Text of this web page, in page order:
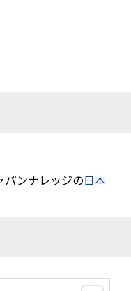
パンナレッジの日本